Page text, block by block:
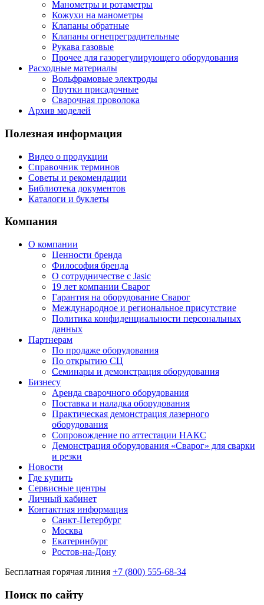
Манометры и ротаметры
Кожухи на манометры
Клапаны обратные
Клапаны огнепреградительные
Рукава газовые
Прочее для газорегулирующего оборудования
Расходные материалы
Вольфрамовые электроды
Прутки присадочные
Сварочная проволока
Архив моделей
Полезная информация
Видео о продукции
Справочник терминов
Советы и рекомендации
Библиотека документов
Каталоги и буклеты
Компания
О компании
Ценности бренда
Философия бренда
О сотрудничестве с Jasic
19 лет компании Сварог
Гарантия на оборудование Сварог
Международное и региональное присутствие
Политика конфиденциальности персональных
данных
Партнерам
По продаже оборудования
По открытию СЦ
Семинары и демонстрация оборудования
Бизнесу
Аренда сварочного оборудования
Поставка и наладка оборудования
Практическая демонстрация лазерного
оборудования
Сопровождение по аттестации НАКС
Демонстрация оборудования «Сварог» для сварки
и резки
Новости
Где купить
Сервисные центры
Личный кабинет
Контактная информация
Санкт-Петербург
Москва
Екатеринбург
Ростов-на-Дону
Бесплатная горячая линия +7 (800) 555-68-34
Поиск по сайту